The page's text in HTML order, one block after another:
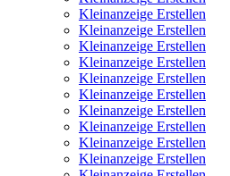
Kleinanzeige Erstellen
Kleinanzeige Erstellen
Kleinanzeige Erstellen
Kleinanzeige Erstellen
Kleinanzeige Erstellen
Kleinanzeige Erstellen
Kleinanzeige Erstellen
Kleinanzeige Erstellen
Kleinanzeige Erstellen
Kleinanzeige Erstellen